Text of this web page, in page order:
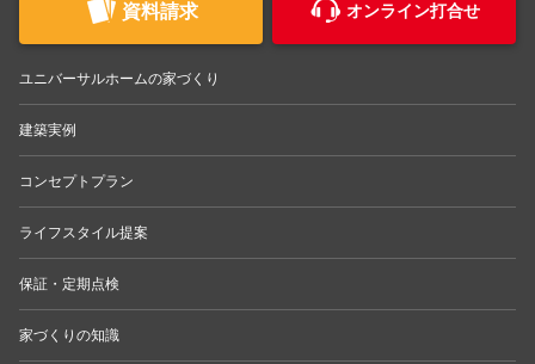
資料請求 オンライン打合せ
ユニバーサルホームの家づくり
建築実例
コンセプトプラン
ライフスタイル提案
保証・定期点検
家づくりの知識